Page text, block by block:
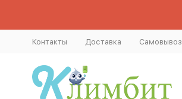
Контакты Доставка Самовывоз